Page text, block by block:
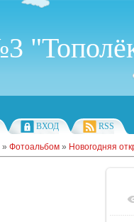
ВХОД RSS
» Фотоальбом » Новогодняя